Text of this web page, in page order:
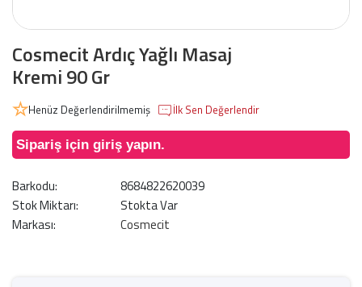
Cosmecit Ardıç Yağlı Masaj
Kremi 90 Gr
Henüz Değerlendirilmemiş İlk Sen Değerlendir
Sipariş için giriş yapın.
Barkodu:
8684822620039
Stok Miktarı:
Stokta Var
Markası:
Cosmecit